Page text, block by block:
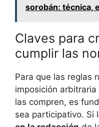
sorobán: técnica,
Claves para
cumplir las
Para que las reglas
imposición
las compren, es
sea participativo. Si